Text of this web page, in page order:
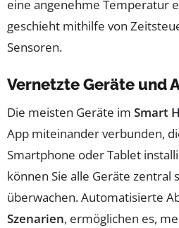
eine angenehme Temperatur
geschieht mithilfe von
Sensoren.
Vernetzte Geräte und
Die meisten Geräte im Smart
App miteinander verbunden,
Smartphone oder Tablet
können Sie alle Geräte zentral
überwachen. Automatisierte
Szenarien, ermöglichen es,